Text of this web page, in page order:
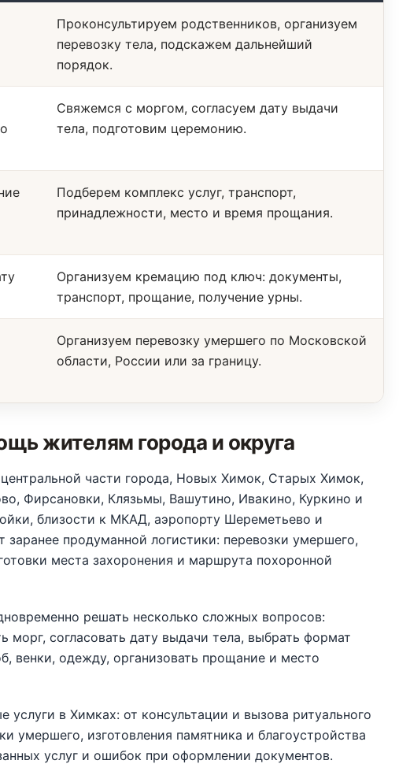
Проконсультируем родственников, организуем
перевозку тела, подскажем дальнейший
порядок.
Свяжемся с моргом, согласуем дату выдачи
тела, подготовим церемонию.
Подберем комплекс услуг, транспорт,
принадлежности, место и время прощания.
Организуем кремацию под ключ: документы,
транспорт, прощание, получение урны.
Организуем перевозку умершего по Московской
области, России или за границу.
жителям города и округа
части города, Новых Химок, Старых Химок,
Фирсановки, Клязьмы, Вашутино, Ивакино, Куркино и
близости к МКАД, аэропорту Шереметьево и
продуманной логистики: перевозки умершего,
места захоронения и маршрута похоронной
решать несколько сложных вопросов:
морг, согласовать дату выдачи тела, выбрать формат
венки, одежду, организовать прощание и место
в Химках: от консультации и вызова ритуального
умершего, изготовления памятника и благоустройства
услуг и ошибок при оформлении документов.